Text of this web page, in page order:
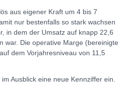
aus eigener Kraft um 4 bis 7
nur bestenfalls so stark wachsen
in dem der Umsatz auf knapp 22,6
war. Die operative Marge (bereinigte
dem Vorjahresniveau von 11,5
Ausblick eine neue Kennziffer ein.